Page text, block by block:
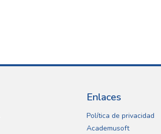
Enlaces
Política de privacidad
Academusoft